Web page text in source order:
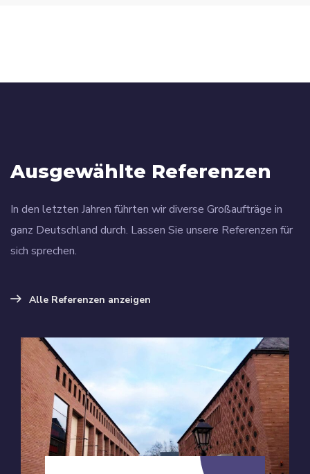
Ausgewählte Referenzen
In den letzten Jahren führten wir diverse Großaufträge in
ganz Deutschland durch. Lassen Sie unsere Referenzen für
sich sprechen.
Alle Referenzen anzeigen